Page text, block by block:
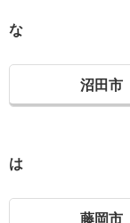
な
沼田市
は
藤岡市